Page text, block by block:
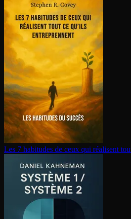
Les 7 habitudes de ceux qui réalisent